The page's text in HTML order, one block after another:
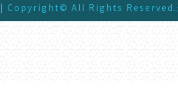
| Copyright© All Rights Reserved.